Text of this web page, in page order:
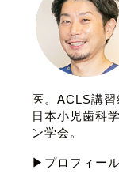
医。ACLS講習
日本小児歯科
ン学会。
▶プロフィー